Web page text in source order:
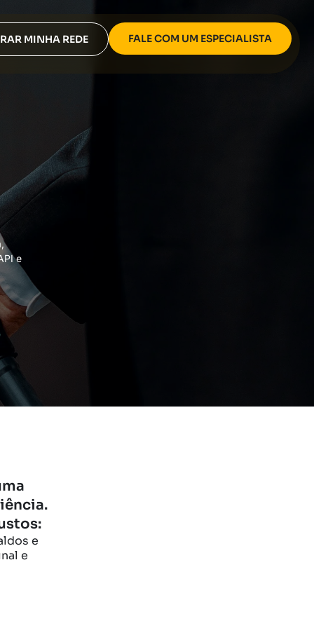
MINHA REDE FALE COM UM ESPECIALISTA
e
e
e